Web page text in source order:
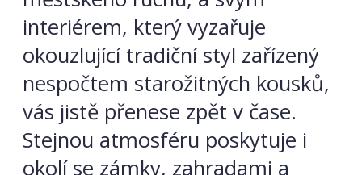
interiérem, který vyzařuje
okouzlující tradiční styl zařízený
nespočtem starožitných kousků,
vás jistě přenese zpět v čase.
Stejnou atmosféru poskytuje i
okolí se zámky, zahradami a